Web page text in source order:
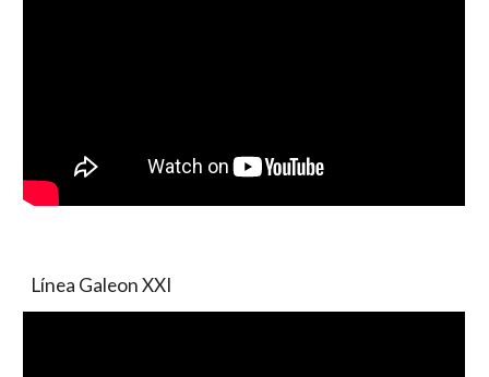
Línea Galeon XXI